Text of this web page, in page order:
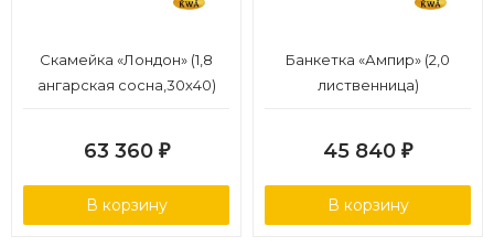
Скамейка «Лондон» (1,8
ангарская сосна,30х40)
63 360 ₽
В корзину
Банкетка «Ампир» (2,0
лиственница)
45 840 ₽
В корзину